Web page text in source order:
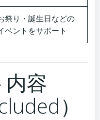
祭り・誕生日などの
ベントをサポート
容
）